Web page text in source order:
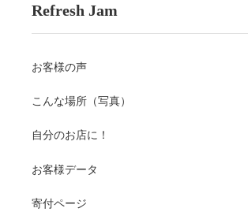
Refresh Jam
お客様の声
こんな場所（写真）
自分のお店に！
お客様データ
寄付ページ